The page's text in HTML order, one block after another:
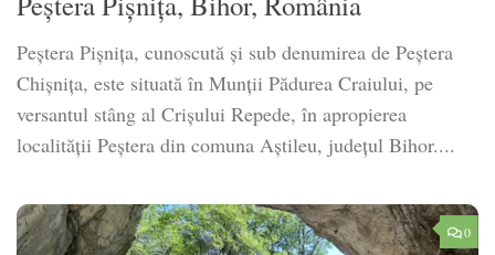
Peştera Pişniţa, cunoscută şi sub denumirea de Peştera
Chişniţa, este situată în Munţii Pădurea Craiului, pe
versantul stâng al Crişului Repede, în apropierea
localităţii Peştera din comuna Aştileu, judeţul Bihor....
0